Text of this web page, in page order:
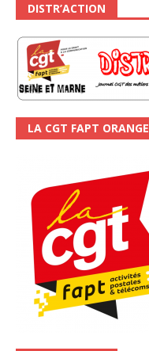
DISTR’ACTION
LA CGT FAPT ORANGE